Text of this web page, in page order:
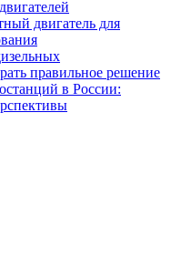
двигатель для
правильное решение
в России: